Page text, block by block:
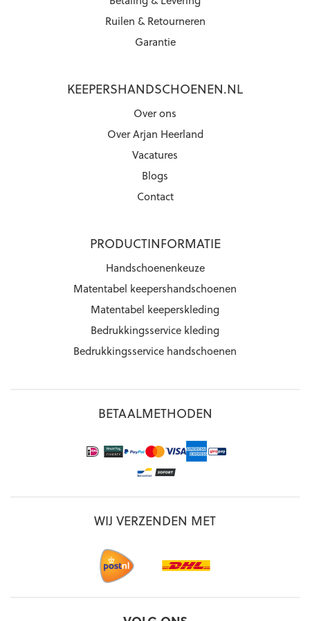
Ruilen & Retourneren
Garantie
KEEPERSHANDSCHOENEN.NL
Over ons
Over Arjan Heerland
Vacatures
Blogs
Contact
PRODUCTINFORMATIE
Handschoenenkeuze
Matentabel keepershandschoenen
Matentabel keeperskleding
Bedrukkingsservice kleding
Bedrukkingsservice handschoenen
BETAALMETHODEN
WIJ VERZENDEN MET